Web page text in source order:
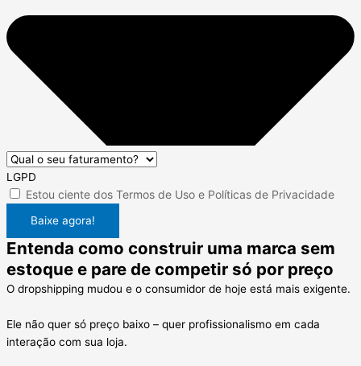
LGPD
Estou ciente dos Termos de Uso e Políticas de Privacidade
Baixe agora!
Entenda como construir uma marca sem
estoque e pare de competir só por preço
O dropshipping mudou e o consumidor de hoje está mais exigente.
Ele não quer só preço baixo – quer profissionalismo em cada
interação com sua loja.